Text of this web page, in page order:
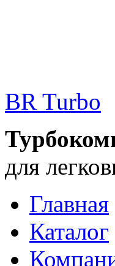
BR Turbo
для
Главная
Каталог